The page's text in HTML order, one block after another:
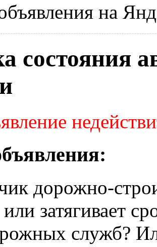
на
состояния
дорожно-
затягивает
служб?